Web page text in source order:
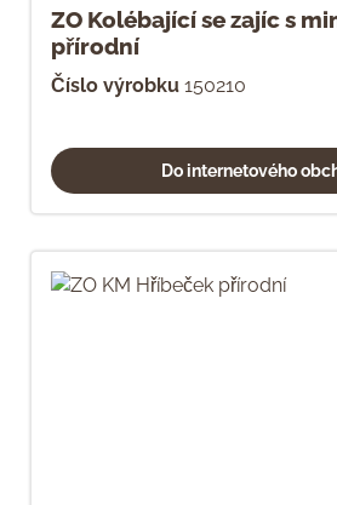
ZO Kolébající se zajíc s
přírodní
Číslo výrobku 150210
Do internetového